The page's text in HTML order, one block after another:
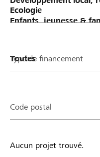
Type de financement
Code postal
Aucun projet trouvé.